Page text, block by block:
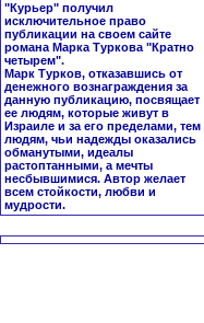
"Курьер" получил
исключительное право
публикации на своем сайте
романа Марка Туркова "Кратно
четырем".
Марк Турков, отказавшись от
денежного вознаграждения за
данную публикацию, посвящает
ее людям, которые живут в
Израиле и за его пределами, тем
людям, чьи надежды оказались
обманутыми, идеалы
растоптанными, а мечты
несбывшимися. Автор желает
всем стойкости, любви и
мудрости.